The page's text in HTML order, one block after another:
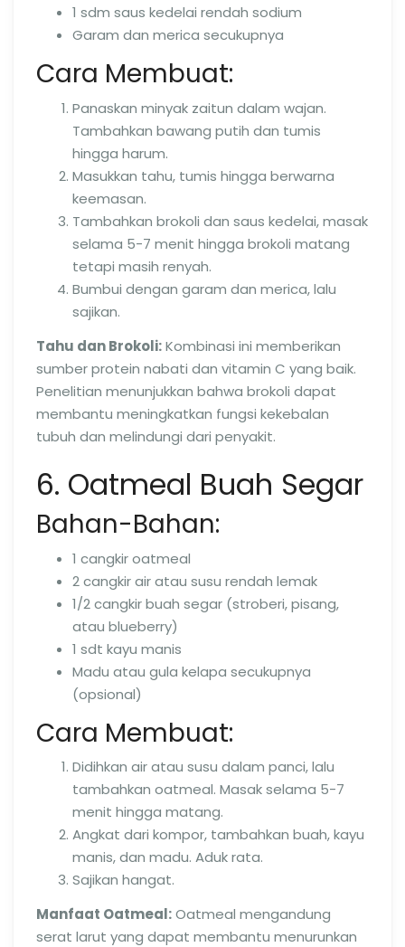
1 sdm saus kedelai rendah sodium
Garam dan merica secukupnya
Cara Membuat:
Panaskan minyak zaitun dalam wajan.
Tambahkan bawang putih dan tumis
hingga harum.
Masukkan tahu, tumis hingga berwarna
keemasan.
Tambahkan brokoli dan saus kedelai, masak
selama 5-7 menit hingga brokoli matang
tetapi masih renyah.
Bumbui dengan garam dan merica, lalu
sajikan.
Tahu dan Brokoli:Kombinasi ini memberikan
sumber protein nabati dan vitamin C yang baik.
Penelitian menunjukkan bahwa brokoli dapat
membantu meningkatkan fungsi kekebalan
tubuh dan melindungi dari penyakit.
6. Oatmeal Buah Segar
Bahan-Bahan:
1 cangkir oatmeal
2 cangkir air atau susu rendah lemak
1/2 cangkir buah segar (stroberi, pisang,
atau blueberry)
1 sdt kayu manis
Madu atau gula kelapa secukupnya
(opsional)
Cara Membuat:
Didihkan air atau susu dalam panci, lalu
tambahkan oatmeal. Masak selama 5-7
menit hingga matang.
Angkat dari kompor, tambahkan buah, kayu
manis, dan madu. Aduk rata.
Sajikan hangat.
Manfaat Oatmeal:Oatmeal mengandung
serat larut yang dapat membantu menurunkan